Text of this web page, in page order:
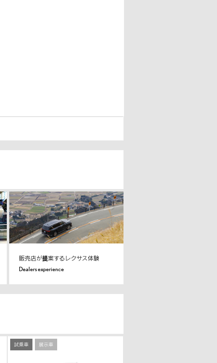
販売店が提案するレクサス体験
Dealers experience
試乗車 展示車